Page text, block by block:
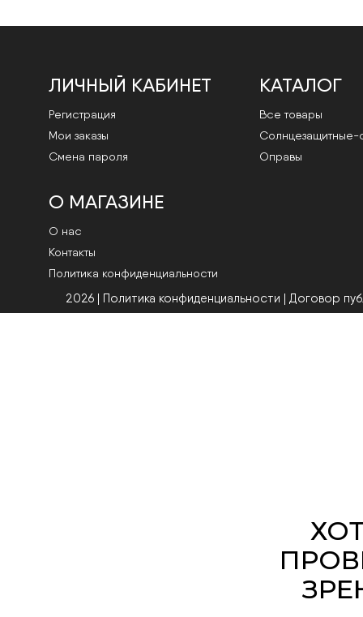
ЛИЧНЫЙ КАБИНЕТ
Регистрация
Мои заказы
Смена пароля
КАТАЛОГ
Все товары
Cолнцезащитные-
Оправы
О МАГАЗИНЕ
О нас
Контакты
Политика конфиденциальности
2026 | Политика конфиденциальности Договор
Оптика